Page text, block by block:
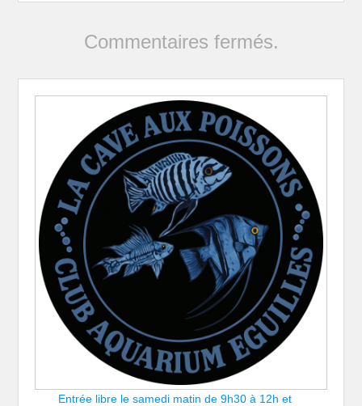
Commentaires fermés.
Entrée libre le samedi matin de 9h30 à 12h et